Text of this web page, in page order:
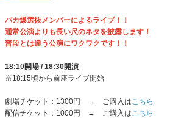
バカ爆選抜メンバーによるライブ！！
通常公演よりも長い尺のネタを披露します！
普段とは違う公演にワクワクです！！
18:10開場 / 18:30開演
※18:15頃から前座ライブ開始
劇場チケット：1300円 → ご購入はこちら
配信チケット：1000円 → ご購入はこちら